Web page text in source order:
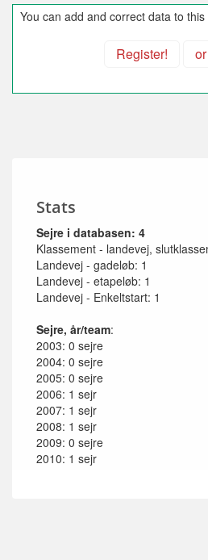
You can add and correct data to
Register!
Stats
Sejre i databasen: 4
Klassement - landevej,
Landevej - gadeløb: 1
Landevej - etapeløb: 1
Landevej - Enkeltstart: 1
Sejre, år/team:
2003: 0 sejre
2004: 0 sejre
2005: 0 sejre
2006: 1 sejr
2007: 1 sejr
2008: 1 sejr
2009: 0 sejre
2010: 1 sejr